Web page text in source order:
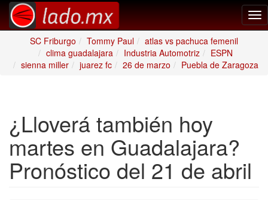
SC Friburgo
Tommy Paul
atlas vs pachuca femenil
clima guadalajara
Industria Automotriz
ESPN
sienna miller
juarez fc 26 de marzo Puebla de Zaragoza
¿Lloverá también hoy
martes en Guadalajara?
Pronóstico del 21 de abril